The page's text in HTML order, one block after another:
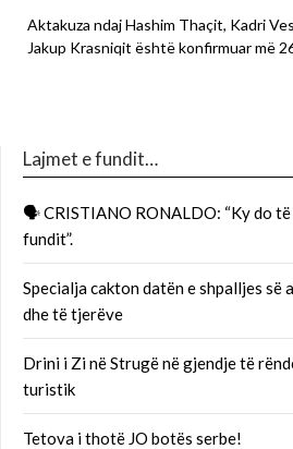
Aktakuza ndaj Hashim Thaçit, Kadri
Jakup Krasniqit është konfirmuar më
Lajmet e fundit…
🗣 CRISTIANO RONALDO: “Ky do
fundit”.
Specialja cakton datën e shpalljes
dhe të tjerëve
Drini i Zi në Strugë në gjendje të
turistik
Tetova i thotë JO botës serbe!